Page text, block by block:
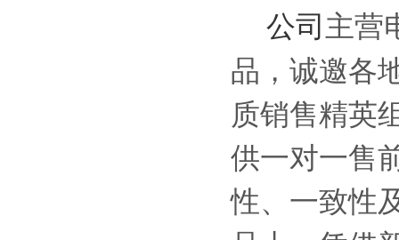
公司 主营
品，诚邀各
质销售精英
供一对一售
性、一致性